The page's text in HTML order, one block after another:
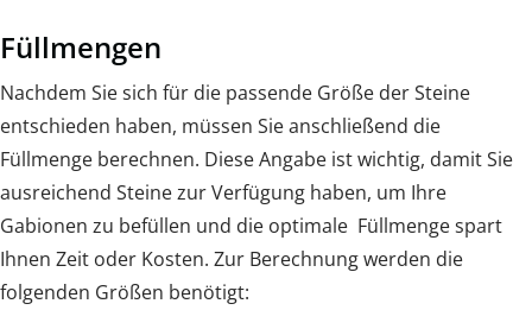
Füllmengen
Nachdem Sie sich für die passende Größe der Steine
entschieden haben, müssen Sie anschließend die
Füllmenge berechnen. Diese Angabe ist wichtig, damit Sie
ausreichend Steine zur Verfügung haben, um Ihre
Gabionen zu befüllen und die optimale Füllmenge spart
Ihnen Zeit oder Kosten. Zur Berechnung werden die
folgenden Größen benötigt: